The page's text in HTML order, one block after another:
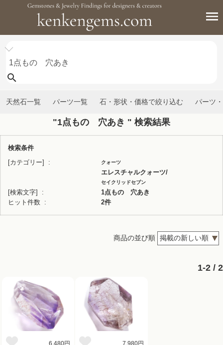
天然石一覧 パーツ一覧 石・形状・価格で絞り込む パーツ
"1点もの 穴あき " 検索結果
検索条件
[カテゴリー]
クォーツ
エレスチャルクォーツ/
セイクリッドセブン
[検索文字]
1点もの 穴あき
ヒット件数
2件
商品の並び順
1-2 / 2